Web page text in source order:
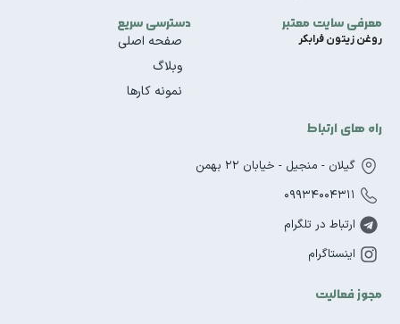
معرفی سایت معتبر
روغن زیتون فرابکر
دسترسی سریع
صفحه اصلی
وبلاگ
نمونه کارها
راه های ارتباط
گیلان - منجیل - خیابان 22 بهمن
09934004311
ارتباط در تلگرام
اینستاگرام
مجوز فعالیت